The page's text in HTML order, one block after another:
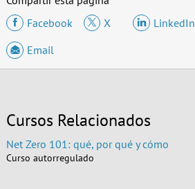
Facebook
X LinkedIn
Email
Cursos Relacionados
Net Zero 101: qué, por qué y cómo
Curso autorregulado